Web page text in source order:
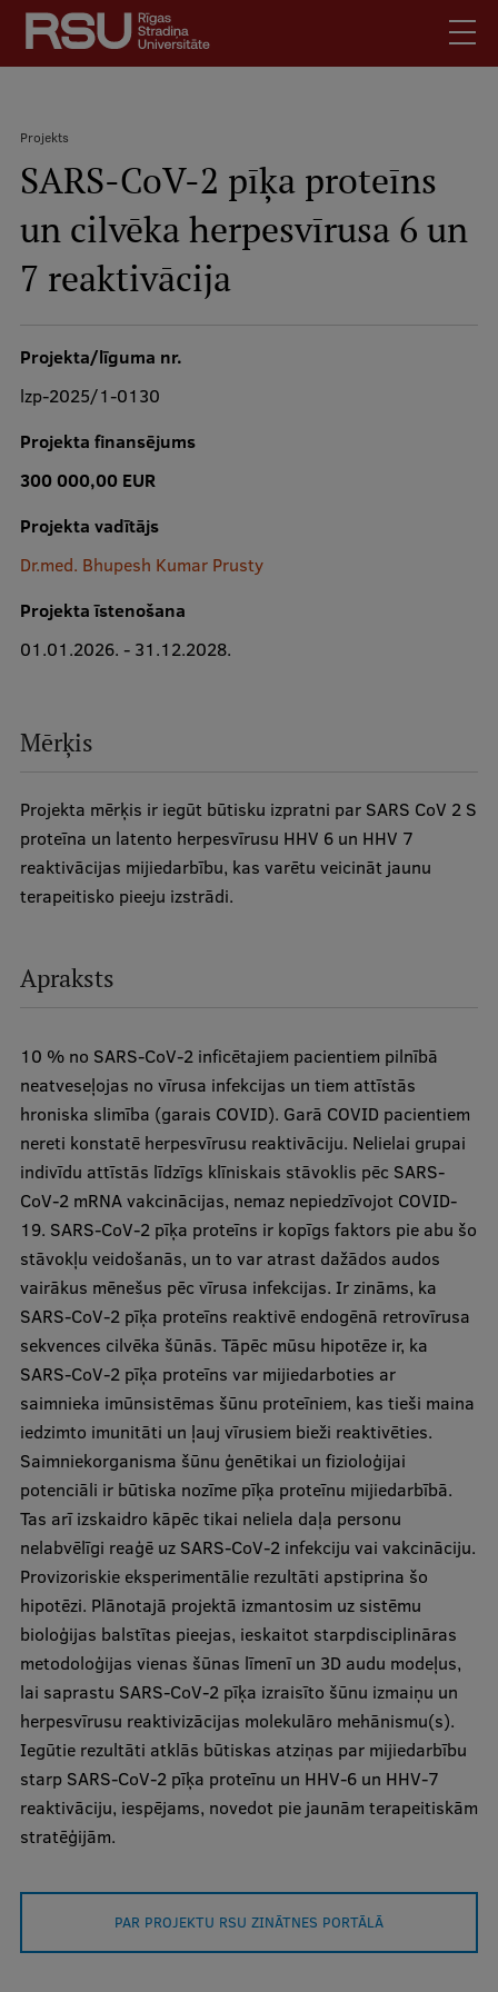
Pārlekt
galveno
saturu
Latviski
Meklēt
Mobile
augšējā
izvēlne
Skolēniem
Studentiem
Absolventiem
Darba devējiem
Mobile
galvenā
Studiju iespējas
Pamatstudiju programmas
Doktorantūra
Uzņemšana
Praktiska informācija
Studentu dzīve
Studiju norises vietas
Fakultātes
Mūsu cilvēki
Stratēģija
Struktūra
Vēsture un tradīcijas
Identitāte
RSU fonds
Aula
Muzeji un ekspozīcijas
Ģerbonis
Projekti
Reitingi
Virtuālā tūre
Ilgtspējīga attīstība
Studiju un vides pieejamība
Dati par 2025. gadu
Suvenīri un grāmatas
Mūžizglītība
Atpakaļceļš
Projekts
SARS-CoV-2 pīķa proteīns
un cilvēka herpesvīrusa 6 un
7 reaktivācija
Projekta/līguma nr.
lzp-2025/1-0130
Projekta finansējums
300 000,00 EUR
Projekta vadītājs
Dr.med. Bhupesh Kumar Prusty
Projekta īstenošana
01.01.2026. - 31.12.2028.
Mērķis
Projekta mērķis ir iegūt būtisku izpratni par SARS CoV 2 S
proteīna un latento herpesvīrusu HHV 6 un HHV 7
reaktivācijas mijiedarbību, kas varētu veicināt jaunu
terapeitisko pieeju izstrādi.
Apraksts
10 % no SARS-CoV-2 inficētajiem pacientiem pilnībā
neatveseļojas no vīrusa infekcijas un tiem attīstās
hroniska slimība (garais COVID). Garā COVID pacientiem
nereti konstatē herpesvīrusu reaktivāciju. Nelielai grupai
indivīdu attīstās līdzīgs klīniskais stāvoklis pēc SARS-
CoV-2 mRNA vakcinācijas, nemaz nepiedzīvojot COVID-
19. SARS-CoV-2 pīķa proteīns ir kopīgs faktors pie abu šo
stāvokļu veidošanās, un to var atrast dažādos audos
vairākus mēnešus pēc vīrusa infekcijas. Ir zināms, ka
SARS-CoV-2 pīķa proteīns reaktivē endogēnā retrovīrusa
sekvences cilvēka šūnās. Tāpēc mūsu hipotēze ir, ka
SARS-CoV-2 pīķa proteīns var mijiedarboties ar
saimnieka imūnsistēmas šūnu proteīniem, kas tieši maina
iedzimto imunitāti un ļauj vīrusiem bieži reaktivēties.
Saimniekorganisma šūnu ģenētikai un fizioloģijai
potenciāli ir būtiska nozīme pīķa proteīnu mijiedarbībā.
Tas arī izskaidro kāpēc tikai neliela daļa personu
nelabvēlīgi reaģē uz SARS-CoV-2 infekciju vai vakcināciju.
Provizoriskie eksperimentālie rezultāti apstiprina šo
hipotēzi. Plānotajā projektā izmantosim uz sistēmu
bioloģijas balstītas pieejas, ieskaitot starpdisciplināras
metodoloģijas vienas šūnas līmenī un 3D audu modeļus,
lai saprastu SARS-CoV-2 pīķa izraisīto šūnu izmaiņu un
herpesvīrusu reaktivizācijas molekulāro mehānismu(s).
Iegūtie rezultāti atklās būtiskas atziņas par mijiedarbību
starp SARS-CoV-2 pīķa proteīnu un HHV-6 un HHV-7
reaktivāciju, iespējams, novedot pie jaunām terapeitiskām
stratēģijām.
PAR PROJEKTU RSU ZINĀTNES PORTĀLĀ